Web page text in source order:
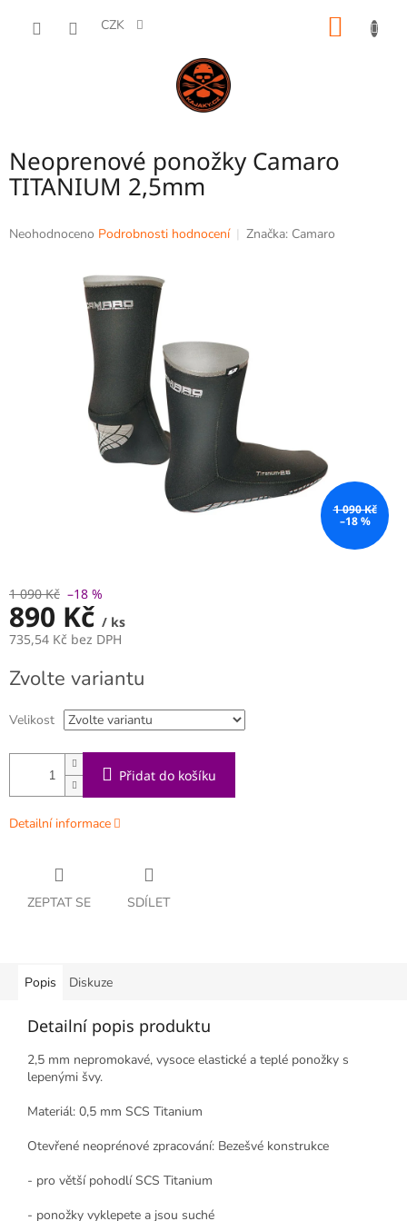
CZK
Neoprenové ponožky Camaro
TITANIUM 2,5mm
Průměrné
Neohodnoceno Podrobnosti hodnocení Značka: Camaro
1 090 Kč
–18 %
1 090 Kč –18 %
890 Kč / ks
735,54 Kč bez DPH
cena:
Zvolte variantu
Velikost
Přidat do košíku
Detailní informace
ZEPTAT SE SDÍLET
Popis Diskuze
Detailní popis produktu
2,5 mm nepromokavé, vysoce elastické a teplé ponožky s
lepenými švy.
Materiál: 0,5 mm SCS Titanium
Otevřené neoprénové zpracování: Bezešvé konstrukce
- pro větší pohodlí SCS Titanium
- ponožky vyklepete a jsou suché